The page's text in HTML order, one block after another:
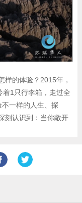
样的体验？2015年，
着1只行李箱，走过全
一样的人生、探
刻认识到：当你敞开